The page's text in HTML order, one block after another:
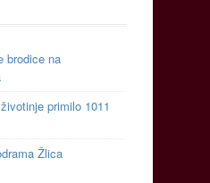
brodice na
primilo 1011
Žlica